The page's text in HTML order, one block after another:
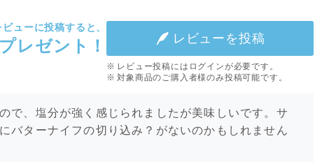
ューに投稿すると、
レゼント！ レビューを投稿
レビュー投稿にはログインが必要です。
対象商品のご購入者様のみ投稿可能です。
で、塩分が強く感じられましたが美味しいです。サ
バターナイフの切り込み？がないのかもしれません